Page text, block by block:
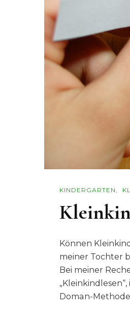
KINDERGARTEN
Können
meiner Tochter
Bei meiner
Doman-